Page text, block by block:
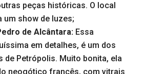
peças históricas. O local
um show de luzes;
de Alcântara: Essa
em detalhes, é um dos
de Petrópolis. Muito bonita, ela
neogótico francês, com vitrais